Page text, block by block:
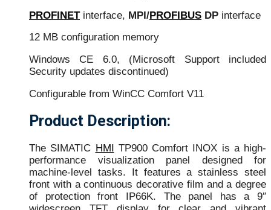
PROFINETinterface, MPI/PROFIBUS DP interface
12 MB configuration memory
Windows CE 6.0, (Microsoft Support included
Security updates discontinued)
Configurable from WinCC Comfort V11
Product Description:
The SIMATIC HMI TP900 Comfort INOX is a high-
performance visualization panel designed for
machine-level tasks. It features a stainless steel
front with a continuous decorative film and a degree
of protection front IP66K. The panel has a 9″